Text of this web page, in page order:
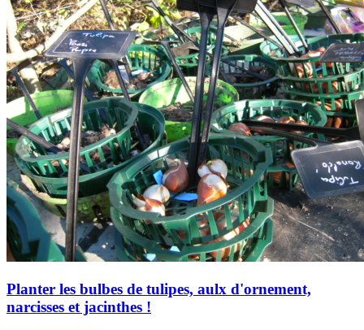
Planter les bulbes de tulipes, aulx d'ornement,
narcisses et jacinthes !